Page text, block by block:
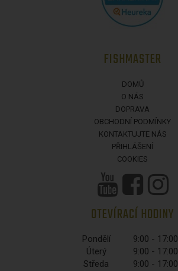
FISHMASTER
DOMŮ
O NÁS
DOPRAVA
OBCHODNÍ PODMÍNKY
KONTAKTUJTE NÁS
PŘIHLÁŠENÍ
COOKIES
OTEVÍRACÍ HODINY
Pondělí
9:00 - 17:00
Úterý
9:00 - 17:00
Středa
9:00 - 17:00